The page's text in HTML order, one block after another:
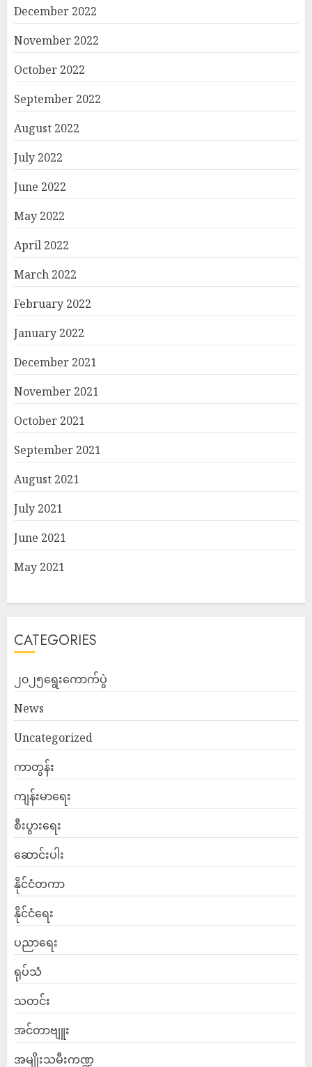
December 2022
November 2022
October 2022
September 2022
August 2022
July 2022
June 2022
May 2022
April 2022
March 2022
February 2022
January 2022
December 2021
November 2021
October 2021
September 2021
August 2021
July 2021
June 2021
May 2021
CATEGORIES
၂၀၂၅ရွေးကောက်ပွဲ
News
Uncategorized
ကာတွန်း
ကျန်းမာရေး
စီးပွားရေး
ဆောင်းပါး
နိုင်ငံတကာ
နိုင်ငံရေး
ပညာရေး
ရုပ်သံ
သတင်း
အင်တာဗျူး
အမျိုးသမီးကဏ္ဍ